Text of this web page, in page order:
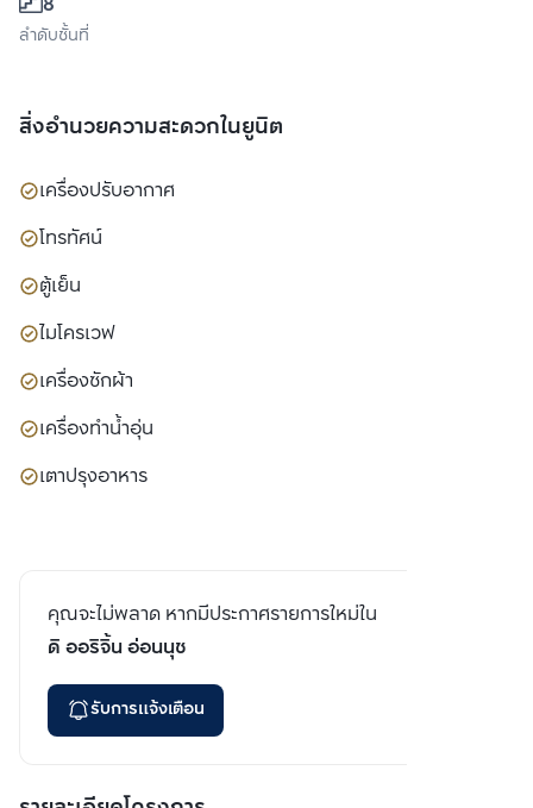
ลำดับชั้นที่
สิ่งอำนวยความสะดวกในยูนิต
เครื่องปรับอากาศ
โทรทัศน์
ตู้เย็น
ไมโครเวฟ
เครื่องซักผ้า
เครื่องทำน้ำอุ่น
เตาปรุงอาหาร
คุณจะไม่พลาด หากมีประกาศรายการใหม่ใน
ดิ ออริจิ้น อ่อนนุช
รับการแจ้งเตือน